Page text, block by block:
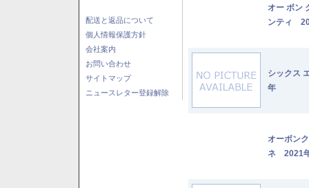
配送と返品について
個人情報保護方針
会社案内
お問い合わせ
サイトマップ
ニュースレター登録解除
オー ボン
ンティ
シックス
年
オーボン
ネ 2021